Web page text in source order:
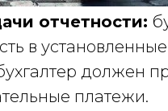
отчетности:
в
должен
платежи.